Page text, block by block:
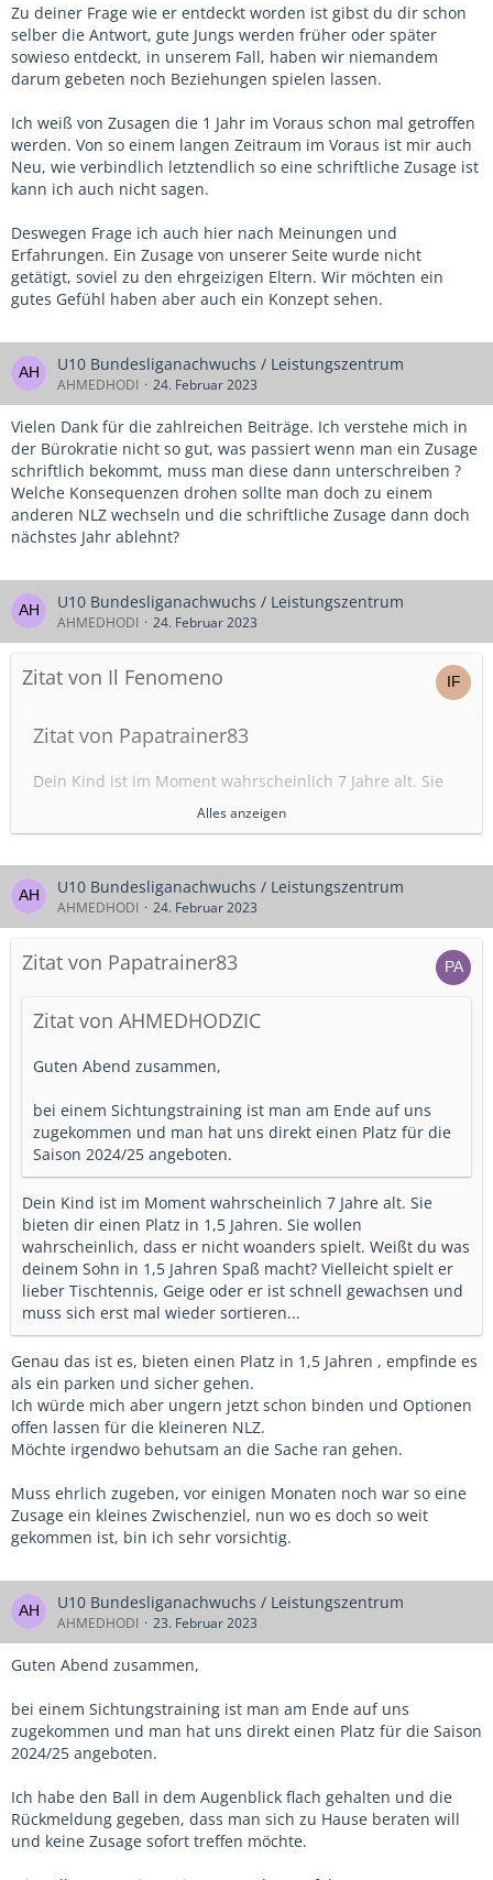
Zu deiner Frage wie er entdeckt worden ist gibst du dir schon
selber die Antwort, gute Jungs werden früher oder später
sowieso entdeckt, in unserem Fall, haben wir niemandem
darum gebeten noch Beziehungen spielen lassen.
Ich weiß von Zusagen die 1 Jahr im Voraus schon mal getroffen
werden. Von so einem langen Zeitraum im Voraus ist mir auch
Neu, wie verbindlich letztendlich so eine schriftliche Zusage ist
kann ich auch nicht sagen.
Deswegen Frage ich auch hier nach Meinungen und
Erfahrungen. Ein Zusage von unserer Seite wurde nicht
getätigt, soviel zu den ehrgeizigen Eltern. Wir möchten ein
gutes Gefühl haben aber auch ein Konzept sehen.
U10 Bundesliganachwuchs / Leistungszentrum
AHMEDHODI 24. Februar 2023
Vielen Dank für die zahlreichen Beiträge. Ich verstehe mich in
der Bürokratie nicht so gut, was passiert wenn man ein Zusage
schriftlich bekommt, muss man diese dann unterschreiben ?
Welche Konsequenzen drohen sollte man doch zu einem
anderen NLZ wechseln und die schriftliche Zusage dann doch
nächstes Jahr ablehnt?
U10 Bundesliganachwuchs / Leistungszentrum
AHMEDHODI 24. Februar 2023
Zitat von Il Fenomeno
Zitat von Papatrainer83
Dein Kind ist im Moment wahrscheinlich 7 Jahre alt. Sie
wahrscheinlich, dass er nicht woanders spielt. Weißt du
spielt er lieber Tischtennis, Geige oder er ist schnell
gewachsen und muss sich erst mal wieder sortieren...
Würde mich sehr, sehr wundern wenn ein NLZ jetzt einem
starten ca. im November 2023 und gehen bis
Nach dem Sommer starten hierzu die Planungen der
jeweiligen NLZs.
Die Saison 2023/24 startet dieses Jahr, es war tatsächlich so
kommuniziert das er eine Zusage für die nächste Saison
bekommt. Gibt nix was es nicht gibt.
Alles anzeigen
U10 Bundesliganachwuchs / Leistungszentrum
AHMEDHODI 24. Februar 2023
Zitat von Papatrainer83
Zitat von AHMEDHODZIC
Guten Abend zusammen,
bei einem Sichtungstraining ist man am Ende auf uns
zugekommen und man hat uns direkt einen Platz für die
Saison 2024/25 angeboten.
Dein Kind ist im Moment wahrscheinlich 7 Jahre alt. Sie
bieten dir einen Platz in 1,5 Jahren. Sie wollen
wahrscheinlich, dass er nicht woanders spielt. Weißt du was
deinem Sohn in 1,5 Jahren Spaß macht? Vielleicht spielt er
lieber Tischtennis, Geige oder er ist schnell gewachsen und
muss sich erst mal wieder sortieren...
Genau das ist es, bieten einen Platz in 1,5 Jahren , empfinde es
als ein parken und sicher gehen.
Ich würde mich aber ungern jetzt schon binden und Optionen
offen lassen für die kleineren NLZ.
Möchte irgendwo behutsam an die Sache ran gehen.
Muss ehrlich zugeben, vor einigen Monaten noch war so eine
Zusage ein kleines Zwischenziel, nun wo es doch so weit
gekommen ist, bin ich sehr vorsichtig.
U10 Bundesliganachwuchs / Leistungszentrum
AHMEDHODI 23. Februar 2023
Guten Abend zusammen,
bei einem Sichtungstraining ist man am Ende auf uns
zugekommen und man hat uns direkt einen Platz für die Saison
2024/25 angeboten.
Ich habe den Ball in dem Augenblick flach gehalten und die
Rückmeldung gegeben, dass man sich zu Hause beraten will
und keine Zusage sofort treffen möchte.